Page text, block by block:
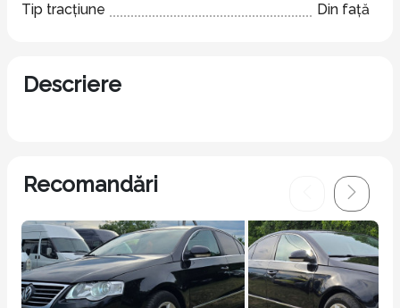
Tip tracțiune
Din față
Descriere
Recomandări